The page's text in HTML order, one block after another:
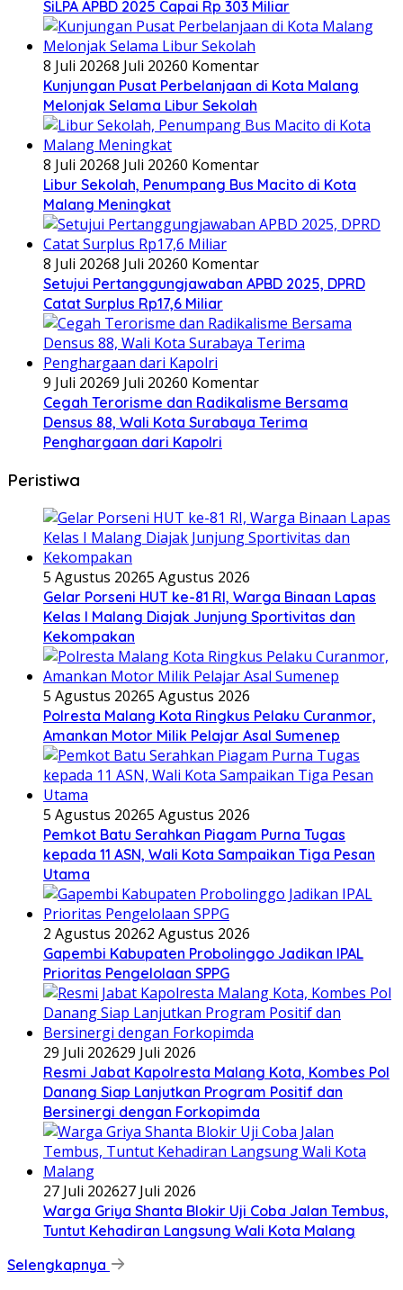
SiLPA APBD 2025 Capai Rp 303 Miliar
8 Juli 20268 Juli 20260 Komentar
Kunjungan Pusat Perbelanjaan di Kota Malang
Melonjak Selama Libur Sekolah
8 Juli 20268 Juli 20260 Komentar
Libur Sekolah, Penumpang Bus Macito di Kota
Malang Meningkat
8 Juli 20268 Juli 20260 Komentar
Setujui Pertanggungjawaban APBD 2025, DPRD
Catat Surplus Rp17,6 Miliar
9 Juli 20269 Juli 20260 Komentar
Cegah Terorisme dan Radikalisme Bersama
Densus 88, Wali Kota Surabaya Terima
Penghargaan dari Kapolri
Peristiwa
5 Agustus 20265 Agustus 2026
Gelar Porseni HUT ke-81 RI, Warga Binaan Lapas
Kelas I Malang Diajak Junjung Sportivitas dan
Kekompakan
5 Agustus 20265 Agustus 2026
Polresta Malang Kota Ringkus Pelaku Curanmor,
Amankan Motor Milik Pelajar Asal Sumenep
5 Agustus 20265 Agustus 2026
Pemkot Batu Serahkan Piagam Purna Tugas
kepada 11 ASN, Wali Kota Sampaikan Tiga Pesan
Utama
2 Agustus 20262 Agustus 2026
Gapembi Kabupaten Probolinggo Jadikan IPAL
Prioritas Pengelolaan SPPG
29 Juli 202629 Juli 2026
Resmi Jabat Kapolresta Malang Kota, Kombes Pol
Danang Siap Lanjutkan Program Positif dan
Bersinergi dengan Forkopimda
27 Juli 202627 Juli 2026
Warga Griya Shanta Blokir Uji Coba Jalan Tembus,
Tuntut Kehadiran Langsung Wali Kota Malang
Selengkapnya